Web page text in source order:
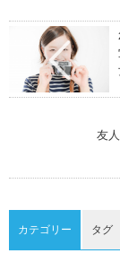
友
カテゴリー タグ